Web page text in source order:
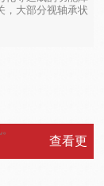
，大部分视轴承状
查看更